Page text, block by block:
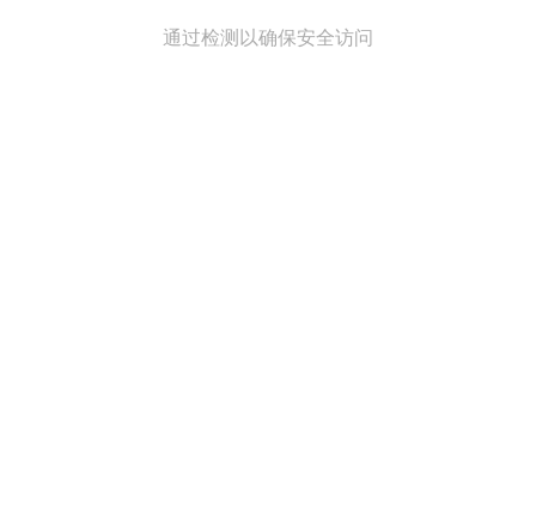
通过检测以确保安全访问